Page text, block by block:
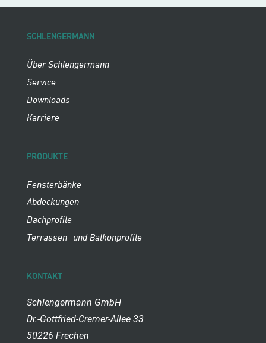
SCHLENGERMANN
Über Schlengermann
Service
Downloads
Karriere
PRODUKTE
Fensterbänke
Abdeckungen
Dachprofile
Terrassen- und Balkonprofile
KONTAKT
Schlengermann GmbH
Dr.-Gottfried-Cremer-Allee 33
50226 Frechen